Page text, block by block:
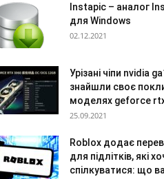
Instapic – аналог
для Windows
02.12.2021
Урізані чіпи nvidia
знайшли своє
моделях geforce
25.09.2021
Roblox додає
для підлітків, які
спілкуватися: що